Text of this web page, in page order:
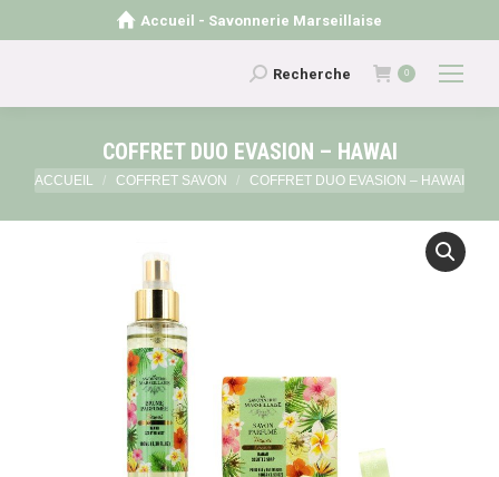
Accueil - Savonnerie Marseillaise
Recherche
:
Recherche 0
COFFRET DUO EVASION – HAWAI
Vous êtes ici :
ACCUEIL COFFRET SAVON COFFRET DUO EVASION – HAWAI